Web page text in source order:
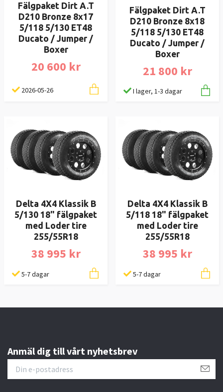
Fälgpaket Dirt A.T
D210 Bronze 8x17
5/118 5/130 ET48
Ducato / Jumper /
Boxer
20 600 kr
2026-05-26
Fälgpaket Dirt A.T
D210 Bronze 8x18
5/118 5/130 ET48
Ducato / Jumper /
Boxer
21 800 kr
I lager, 1-3 dagar
Delta 4X4 Klassik B
5/130 18" fälgpaket
med Loder tire
255/55R18
38 995 kr
5-7 dagar
Delta 4X4 Klassik B
5/118 18" fälgpaket
med Loder tire
255/55R18
38 995 kr
5-7 dagar
Anmäl dig till vårt nyhetsbrev